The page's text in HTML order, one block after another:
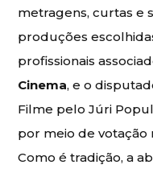
metragens, curtas e
produções
profissionais
Cinema, e o
Filme pelo Júri
por meio de votação
Como é tradição, a